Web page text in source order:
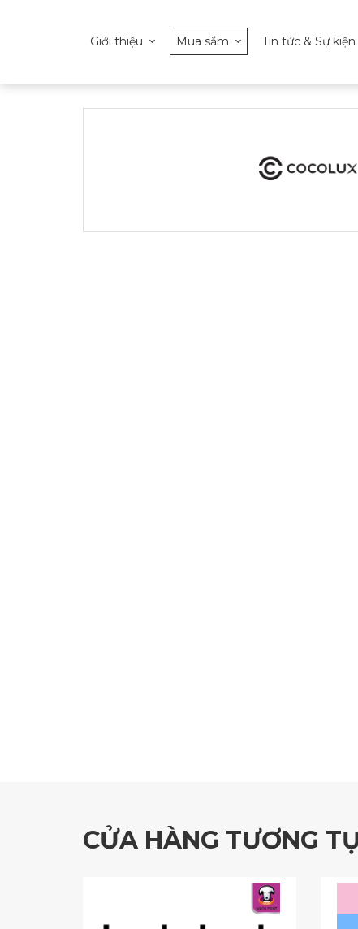
Giới thiệu Mua sắm Tin tức & Sự kiện
CỬA HÀNG TƯƠNG